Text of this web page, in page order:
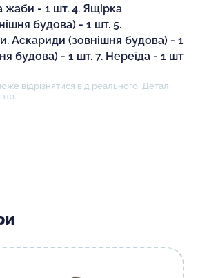
жаби - 1 шт. 4. Ящірка
будова) - 1 шт. 5.
Аскариди (зовнішня будова) - 1
будова) - 1 шт. 7. Нереїда - 1 шт
відрізнятися від реального. Деталі